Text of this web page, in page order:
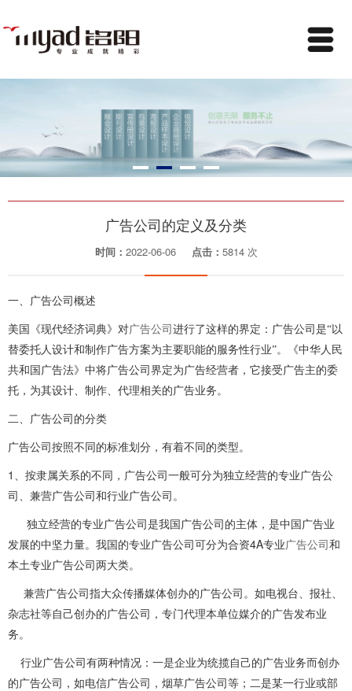
广告公司的定义及分类
时间： 2022-06-06 点击： 5814 次
一、广告公司概述
美国《现代经济词典》对广告公司 进行了这样的界定：广告公司是“以
替委托人设计和制作广告方案为主要职能的服务性行业”。《中华人民
共和国广告法》中将广告公司界定为广告经营者，它接受广告主的委
托，为其设计、制作、代理相关的广告业务。
二、广告公司的分类
广告公司按照不同的标准划分，有着不同的类型。
1 、按隶属关系的不同，广告公司一般可分为独立经营的专业广告公
司、兼营广告公司和行业广告公司。
独立经营的专业广告公司是我国广告公司的主体，是中国广告业
发展的中坚力量。我国的专业广告公司可分为合资4A专业广告公司 和
本土专业广告公司两大类。
兼营广告公司指大众传播媒体创办的广告公司。如电视台、报社、
杂志社等自己创办的广告公司，专门代理本单位媒介的广告发布业
务。
行业广告公司有两种情况：一是企业为统揽自己的广告业务而创办
的广告公司，如电信广告公司，烟草广告公司等；二是某一行业或部